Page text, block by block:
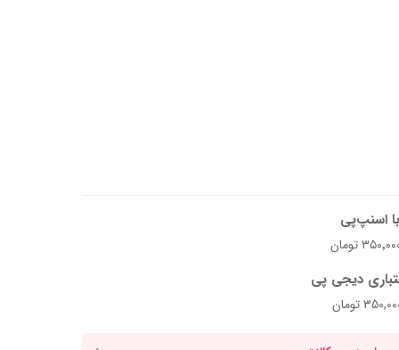
اسنپ‌پی
دیجی پی